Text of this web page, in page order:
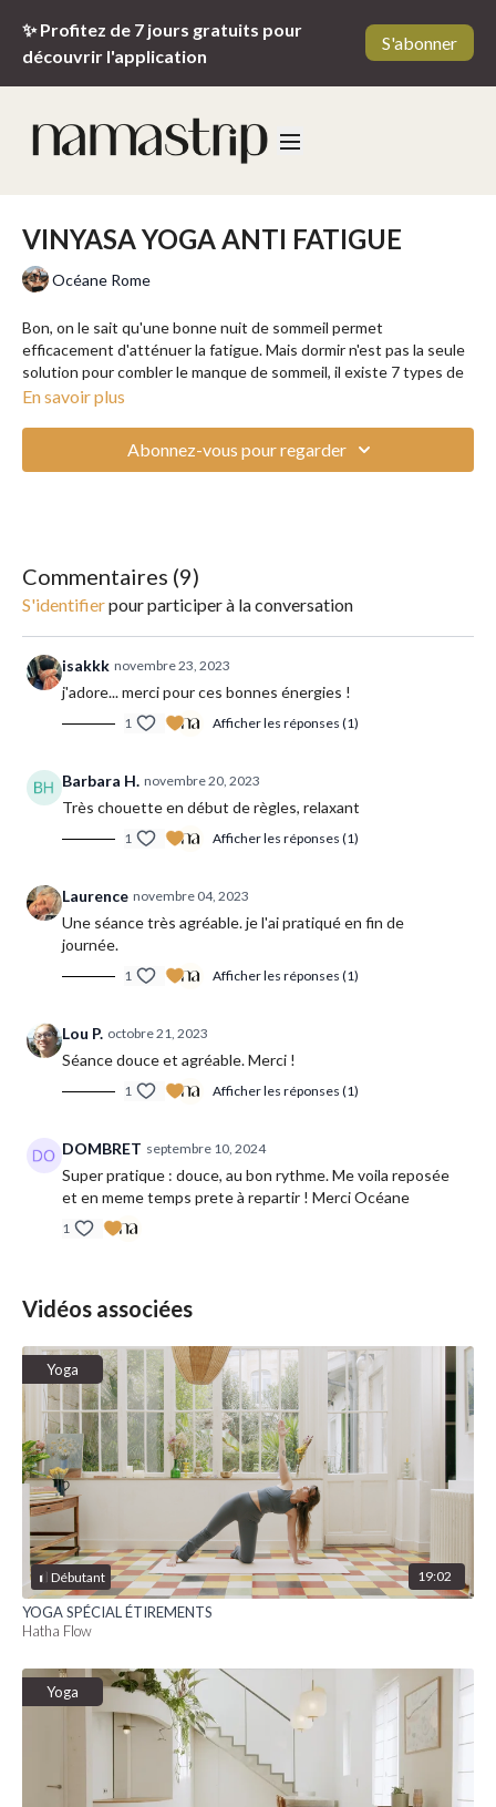
✨ Profitez de 7 jours gratuits pour
découvrir l'application
S'abonner
VINYASA YOGA ANTI FATIGUE
Océane Rome
Bon, on le sait qu'une bonne nuit de sommeil permet
efficacement d'atténuer la fatigue. Mais dormir n'est pas la seule
solution pour combler le manque de sommeil, il existe 7 types de
repos et le yoga en fait parti ! Guidé par la voix d'Océane,
Le Vinyasa Yoga est considéré comme l'une des formes les plus
séance à l'autre (contrairement à l'Ashtanga Yoga).
______________________
Type de yoga : vinyasa
Intensité : douce
Matériel : un tapis, des blocs et des sangles si besoin.
Conseil : n'hésitez pas à mettre votre playlist préférée en
En savoir plus
Abonnez-vous pour regarder
Commentaires (9)
S'identifierpour participer à la conversation
isakkk novembre 23, 2023
j'adore... merci pour ces bonnes énergies !
1 Afficher les réponses (1)
Barbara H. novembre 20, 2023
Très chouette en début de règles, relaxant
1 Afficher les réponses (1)
Laurence novembre 04, 2023
Une séance très agréable. je l'ai pratiqué en fin de
journée.
1 Afficher les réponses (1)
Lou P. octobre 21, 2023
Séance douce et agréable. Merci !
1 Afficher les réponses (1)
DOMBRET septembre 10, 2024
Super pratique : douce, au bon rythme. Me voila reposée
et en meme temps prete à repartir ! Merci Océane
1
Vidéos associées
Débutant
Yoga
19:02
YOGA SPÉCIAL ÉTIREMENTS
Hatha Flow
Yoga